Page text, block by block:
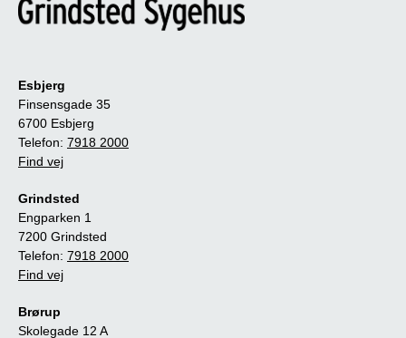
Esbjerg
Finsensgade 35
6700 Esbjerg
Telefon: 7918 2000
Find vej
Grindsted
Engparken 1
7200 Grindsted
Telefon: 7918 2000
Find vej
Brørup
Skolegade 12 A